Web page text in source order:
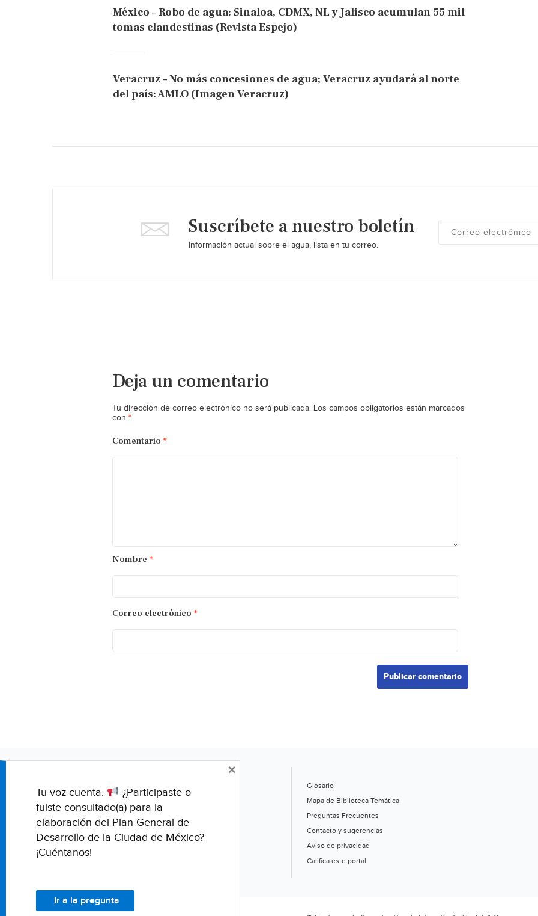
México – Robo de agua: Sinaloa, CDMX, NL y Jalisco acumulan 55 mil
tomas clandestinas (Revista Espejo)
Veracruz – No más concesiones de agua; Veracruz ayudará al norte
del país: AMLO (Imagen Veracruz)
Suscríbete a nuestro boletín
Información actual sobre el agua, lista en tu correo.
Deja un comentario
Tu dirección de correo electrónico no será publicada. Los campos obligatorios están marcados
con *
Comentario *
Nombre *
Correo electrónico *
Glosario
Mapa de Biblioteca Temática
Preguntas Frecuentes
Contacto y sugerencias
Aviso de privacidad
Califica este portal
Tu voz cuenta.
¿Participaste o
fuiste consultado(a) para la
elaboración del Plan General de
Desarrollo de la Ciudad de México?
¡Cuéntanos!
Ir a la pregunta
×